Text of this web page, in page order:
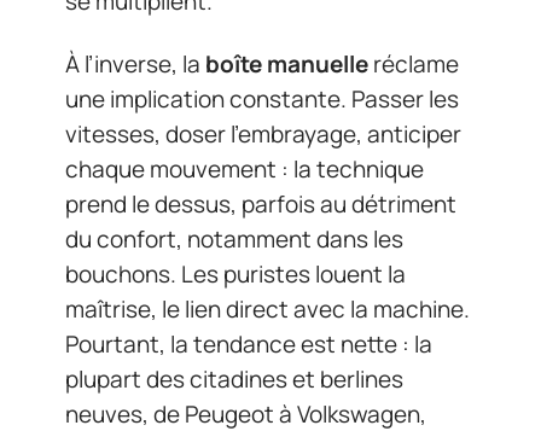
À l’inverse, la boîte manuelleréclame
une implication constante. Passer les
vitesses, doser l’embrayage, anticiper
chaque mouvement : la technique
prend le dessus, parfois au détriment
du confort, notamment dans les
bouchons. Les puristes louent la
maîtrise, le lien direct avec la machine.
Pourtant, la tendance est nette : la
plupart des citadines et berlines
neuves, de Peugeot à Volkswagen,